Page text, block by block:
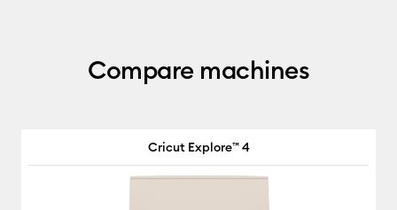
Compare machines
Cricut Explore™ 4